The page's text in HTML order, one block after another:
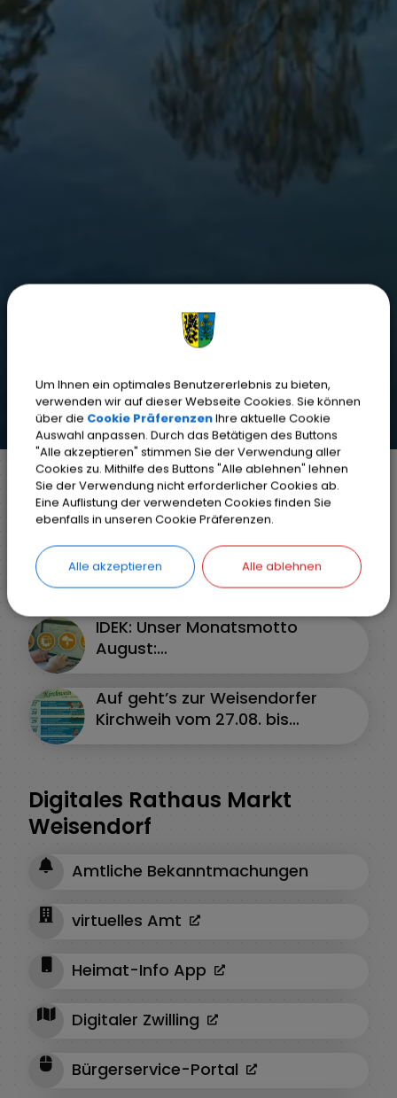
Aktuelles aus dem Markt
Weisendorf
Bitte Warnmeldungen in der
Heimat-Info App aktivieren
IDEK: Unser Monatsmotto
August:
Klimaanpassung/Katastrophe
nschutz/vulnerable Gruppen
Auf geht’s zur Weisendorfer
Kirchweih vom 27.08. bis
31.08.2026
Digitales Rathaus Markt
Weisendorf
Amtliche Bekanntmachungen
virtuelles Amt
Heimat-Info App
Digitaler Zwilling
Bürgerservice-Portal
Um Ihnen ein optimales Benutzererlebnis zu bieten,
verwenden wir auf dieser Webseite Cookies. Sie können
über die Cookie PräferenzenIhre aktuelle Cookie
Auswahl anpassen. Durch das Betätigen des Buttons
"Alle akzeptieren" stimmen Sie der Verwendung aller
Cookies zu. Mithilfe des Buttons "Alle ablehnen" lehnen
Sie der Verwendung nicht erforderlicher Cookies ab.
Eine Auflistung der verwendeten Cookies finden Sie
ebenfalls in unseren Cookie Präferenzen.
Alle akzeptieren Alle ablehnen